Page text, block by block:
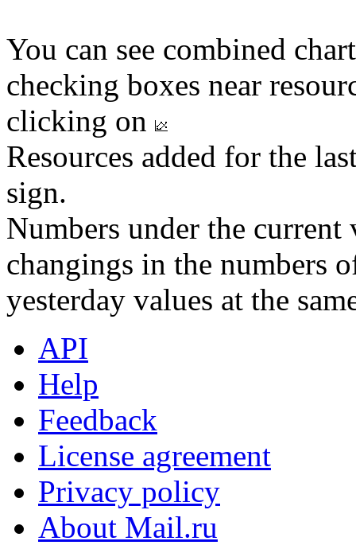
You can see combined
checking boxes near
clicking on
Resources added for the
sign.
Numbers under the
changings in the numbers
yesterday values at the
API
Help
Feedback
License agreement
Privacy policy
About Mail.ru